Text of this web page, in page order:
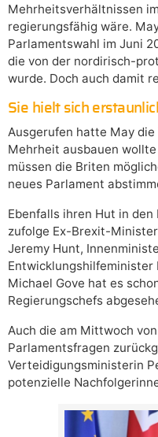
Mehrheitsverhältnissen
regierungsfähig wäre.
Parlamentswahl im Juni
die von der nordirisch-
wurde. Doch auch damit
Sie hielt sich
Ausgerufen hatte May
Mehrheit ausbauen
müssen die Briten
neues Parlament
Ebenfalls ihren Hut in
zufolge Ex-Brexit-
Jeremy Hunt,
Michael Gove hat es
Regierungschefs
Auch die am Mittwoch
Parlamentsfragen
Verteidigungsministerin
potenzielle